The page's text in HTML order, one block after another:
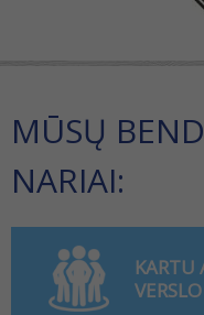
MŪSŲ
NARIAI:
KARTU